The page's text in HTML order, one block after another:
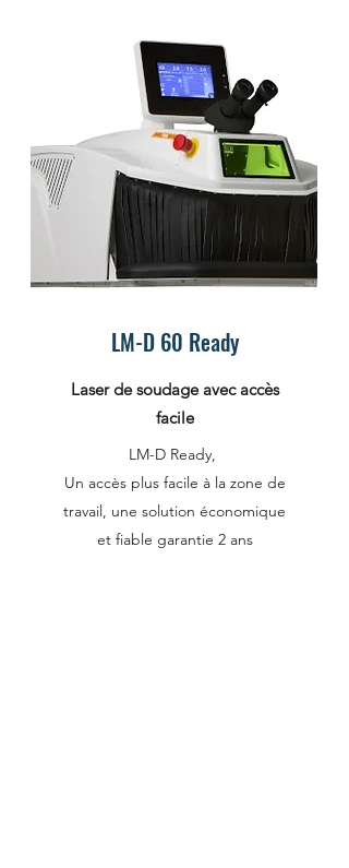
LM-D 60 Ready
Laser de soudage avec accès
facile
LM-D Ready,
Un accès plus facile à la zone de
travail, une solution économique
et fiable garantie 2 ans